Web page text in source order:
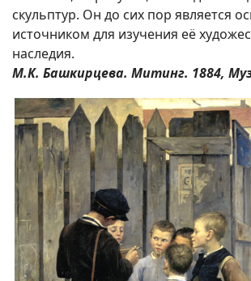
скульптур. Он до сих пор является
источником для изучения её
наследия.
М.К. Башкирцева. Митинг. 1884,